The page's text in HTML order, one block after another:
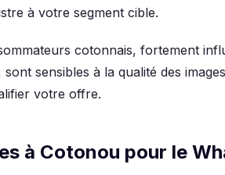
à votre segment cible.
cotonnais, fortement
sensibles à la qualité des
votre offre.
à Cotonou pour le